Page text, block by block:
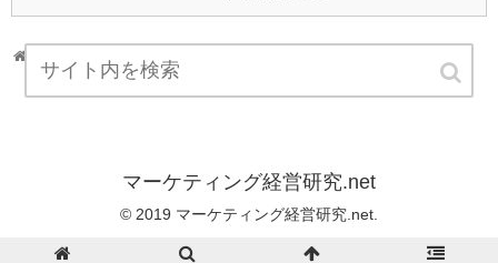
マーケティング経営研究.net
© 2019 マーケティング経営研究.net.